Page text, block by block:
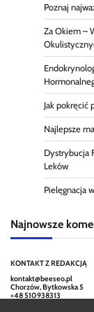
Poznaj
Za Okiem –
Jak pokręcić
Najlepsze
Dystrybucja
Leków
Pielęgnacja
Najnowsze
KONTAKT Z REDAKCJĄ
kontakt@beeseo.pl
Chorzów, Bytkowska 5
+48 510938313